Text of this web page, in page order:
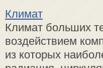
Климат
Климат больших
воздействием
из которых